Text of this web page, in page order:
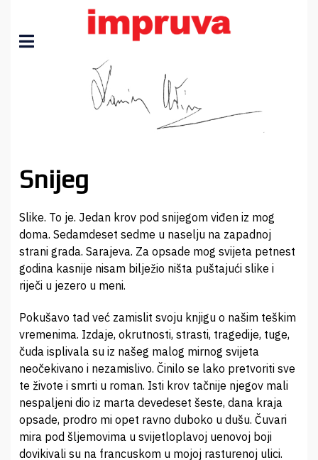
Snijeg
Slike. To je. Jedan krov pod snijegom viđen iz mog
doma. Sedamdeset sedme u naselju na zapadnoj
strani grada. Sarajeva. Za opsade mog svijeta petnest
godina kasnije nisam bilježio ništa puštajući slike i
riječi u jezero u meni.
Pokušavo tad već zamislit svoju knjigu o našim teškim
vremenima. Izdaje, okrutnosti, strasti, tragedije, tuge,
čuda isplivala su iz našeg malog mirnog svijeta
neočekivano i nezamislivo. Činilo se lako pretvoriti sve
te živote i smrti u roman. Isti krov tačnije njegov mali
nespaljeni dio iz marta devedeset šeste, dana kraja
opsade, prodro mi opet ravno duboko u dušu. Čuvari
mira pod šljemovima u svijetloplavoj uenovoj boji
dovikivali su na francuskom u mojoj rasturenoj ulici.